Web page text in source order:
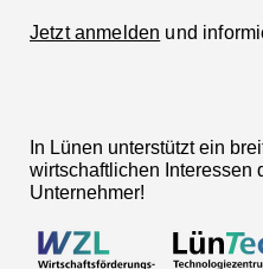
Jetzt anmelden und
In Lünen unterstützt ein
wirtschaftlichen Interessen
Unternehmer!